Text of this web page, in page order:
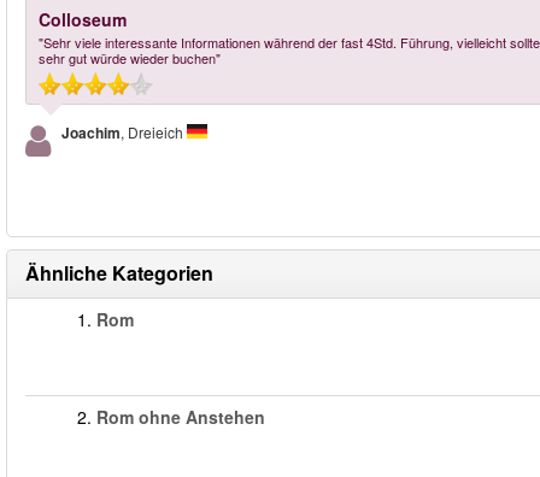
Colloseum
"Sehr viele interessante Informationen während der fast 4Std. Führung, vielleicht
sehr gut würde wieder buchen"
Joachim, Dreieich
Ähnliche Kategorien
1. Rom
2. Rom ohne Anstehen